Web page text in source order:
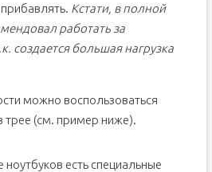
Кстати, в полной
работать за
создается большая нагрузка
можно воспользоваться
трее (см. пример ниже).
есть специальные